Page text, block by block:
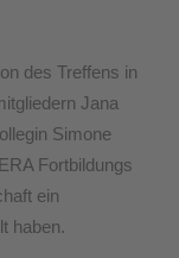
des Treffens in
Jana
Simone
Fortbildungs
ein
haben.